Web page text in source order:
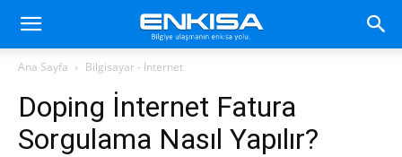
Ana Sayfa Bilgisayar - İnternet
Doping İnternet Fatura
Sorgulama Nasıl Yapılır?